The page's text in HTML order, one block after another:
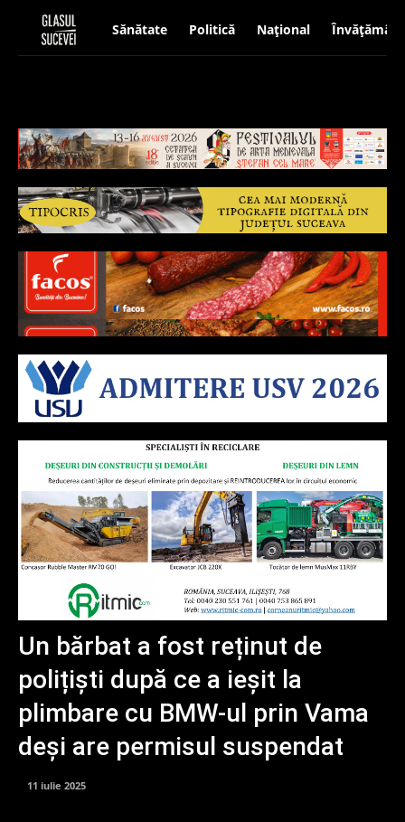
Sănătate Politică Național Învățământ
Un bărbat a fost reținut de
polițiști după ce a ieșit la
plimbare cu BMW-ul prin Vama
deși are permisul suspendat
11 iulie 2025